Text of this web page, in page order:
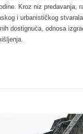
Kroz niz predavanja,
i urbanističkog
dostignuća, odnosa